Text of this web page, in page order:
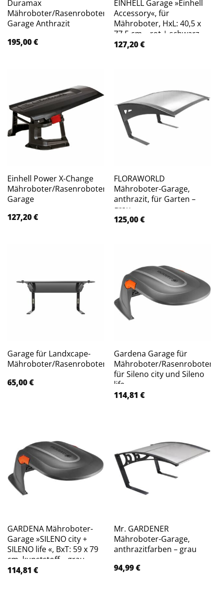
Duramax
Mähroboter/Rasenroboter-
Garage Anthrazit
195,00€
EINHELL Garage »Einhell
Accessory«, für
Mähroboter, HxL: 40,5 x
77,5 cm – rot | schwarz
127,20€
Einhell Power X-Change
Mähroboter/Rasenroboter-
Garage
127,20€
FLORAWORLD
Mähroboter-Garage,
anthrazit, für Garten –
grau
125,00€
Garage für Landxcape-
Mähroboter/Rasenroboter
65,00€
Gardena Garage für
Mähroboter/Rasenroboter
für Sileno city und Sileno
life
114,81 €
GARDENA Mähroboter-
Garage »SILENO city +
SILENO life «, BxT: 59 x 79
cm, kunststoff – grau
114,81 €
Mr. GARDENER
Mähroboter-Garage,
anthrazitfarben – grau
94,99€